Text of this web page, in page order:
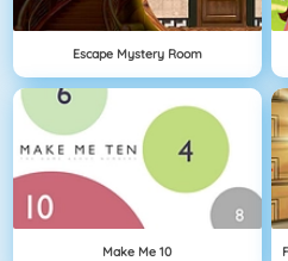
Escape Mystery Room
Make Me 10